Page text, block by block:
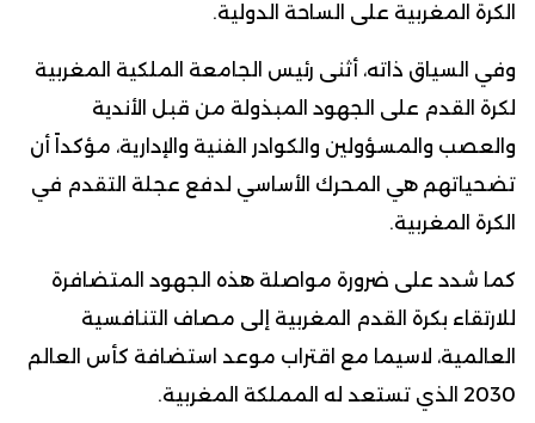
الكرة المغربية على الساحة الدولية.
وفي السياق ذاته، أثنى رئيس الجامعة الملكية المغربية
لكرة القدم على الجهود المبذولة من قبل الأندية
والعصب والمسؤولين والكوادر الفنية والإدارية، مؤكداً أن
تضحياتهم هي المحرك الأساسي لدفع عجلة التقدم في
الكرة المغربية.
كما شدد على ضرورة مواصلة هذه الجهود المتضافرة
للارتقاء بكرة القدم المغربية إلى مصاف التنافسية
العالمية، لاسيما مع اقتراب موعد استضافة كأس العالم
2030 الذي تستعد له المملكة المغربية.